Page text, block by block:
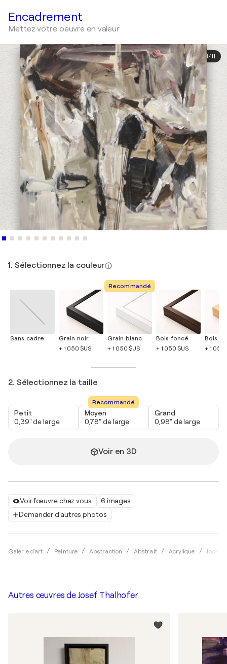
Voir l'œuvre chez vous
6 images
Demander d'autres photos
Galerie d'art Peinture Abstraction Abstrait Acrylique Josef
Encadrement
Mettez votre oeuvre en valeur
1/11
1. Sélectionnez la couleur
Sans cadre
Grain noir
+ 1 050 $US
Recommandé
Grain blanc
+ 1 050 $US
Bois foncé
+ 1 050 $US
Bois
+ 1 050
2. Sélectionnez la taille
Petit
0,39" de large
Recommandé
Moyen
0,78" de large
Grand
0,98" de large
Voir en 3D
Autres œuvres de Josef Thalhofer